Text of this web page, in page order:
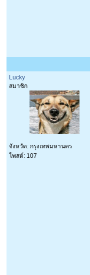
Lucky
สมาชิก
จังหวัด: กรุงเทพมหานคร
โพสต์: 107